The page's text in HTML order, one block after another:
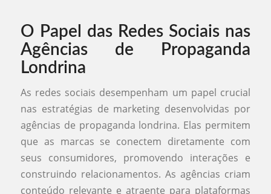
O Papel das Redes Sociais nas
Agências de Propaganda
Londrina
As redes sociais desempenham um papel crucial
nas estratégias de marketing desenvolvidas por
agências de propaganda londrina. Elas permitem
que as marcas se conectem diretamente com
seus consumidores, promovendo interações e
construindo relacionamentos. As agências criam
conteúdo relevante e atraente para plataformas